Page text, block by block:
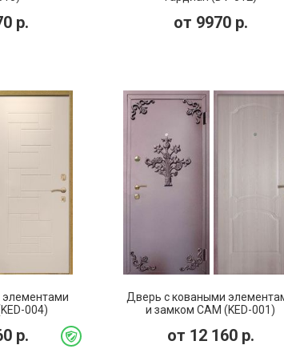
р. от 9970р.
004)
р.
Дверь с коваными
и замком САМ (KED-001)
от 12 160р.